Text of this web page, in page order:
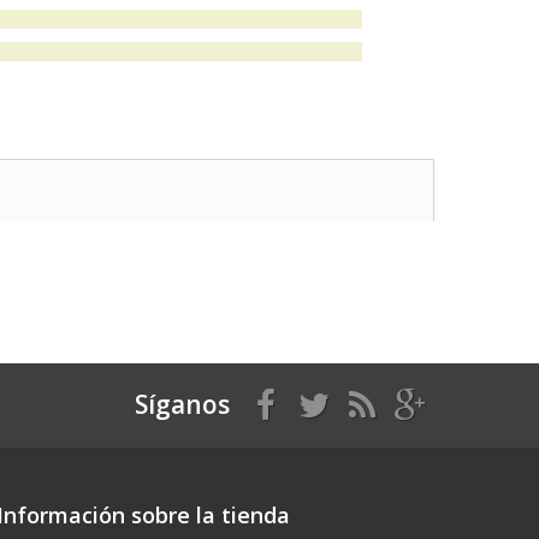
Síganos
Información sobre la tienda